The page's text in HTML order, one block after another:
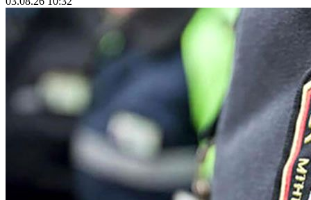
Безопасность
Алкоголь в общественных местах — о правовых
последствиях напомнили в Дзержинском РОВД
05.08.26 11:31